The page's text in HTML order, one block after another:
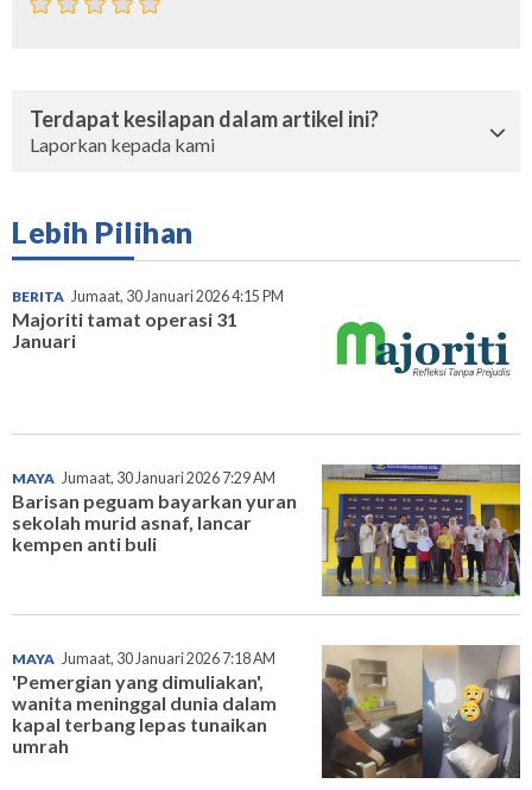
Terdapat kesilapan dalam artikel ini?
Laporkan kepada kami
Lebih Pilihan
BERITA Jumaat, 30 Januari 2026 4:15 PM
Majoriti tamat operasi 31
Januari
MAYA Jumaat, 30 Januari 2026 7:29 AM
Barisan peguam bayarkan yuran
sekolah murid asnaf, lancar
kempen anti buli
MAYA Jumaat, 30 Januari 2026 7:18 AM
'Pemergian yang dimuliakan',
wanita meninggal dunia dalam
kapal terbang lepas tunaikan
umrah